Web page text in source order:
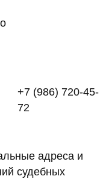
+7 (986) 720-45-
72
адреса и
судебных